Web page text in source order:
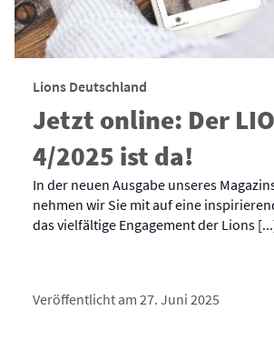
Lions Deutschland
Jetzt online: Der
4/2025 ist da!
In der neuen Ausgabe unseres
nehmen wir Sie mit auf eine
das vielfältige Engagement der Lions
Veröffentlicht am 27. Juni 2025